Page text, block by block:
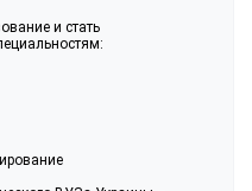
и стать